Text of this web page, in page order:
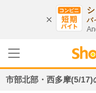
バ
市部北部・西多摩(5/17)